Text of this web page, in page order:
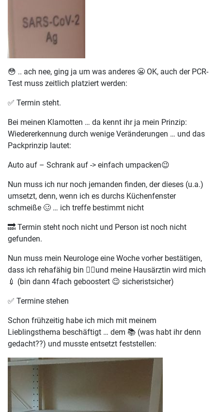
😳 .. ach nee, ging ja um was anderes 😬 OK, auch der PCR-
Test muss zeitlich platziert werden:
✅️ Termin steht.
Bei meinen Klamotten … da kennt ihr ja mein Prinzip:
Wiedererkennung durch wenige Veränderungen … und das
Packprinzip lautet:
Auto auf – Schrank auf -> einfach umpacken😉
Nun muss ich nur noch jemanden finden, der dieses (u.a.)
umsetzt, denn, wenn ich es durchs Küchenfenster
schmeiße 🥴 … ich treffe bestimmt nicht
🔜 Termin steht noch nicht und Person ist noch nicht
gefunden.
Nun muss mein Neurologe eine Woche vorher bestätigen,
dass ich rehafähig bin 🏃‍♀️und meine Hausärztin wird mich
💉 (bin dann 4fach geboostert 😉 sicheristsicher)
✅️ Termine stehen
Schon frühzeitig habe ich mich mit meinem
Lieblingsthema beschäftigt … dem 📚 (was habt ihr denn
gedacht??) und musste entsetzt feststellen: